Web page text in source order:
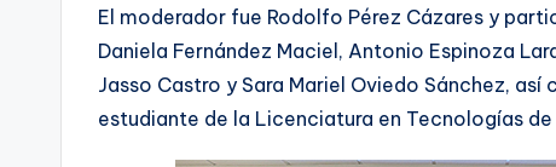
El moderador fue Rodolfo Pérez Cázares y
Daniela Fernández Maciel, Antonio Espinoza
Jasso Castro y Sara Mariel Oviedo Sánchez,
estudiante de la Licenciatura en Tecnologías